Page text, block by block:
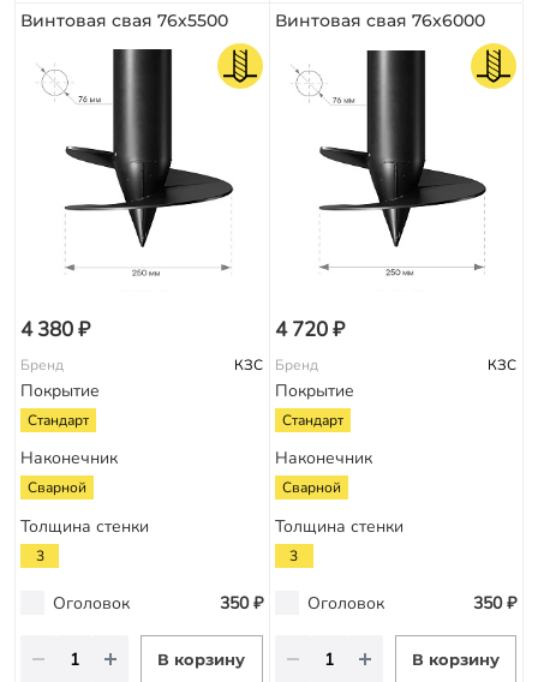
Винтовая свая 76х5500
4 380 ₽
Бренд КЗС
Покрытие
Стандарт
Наконечник
Сварной
Толщина стенки
3
Оголовок 350 ₽
В корзину
Винтовая свая 76х6000
4 720 ₽
Бренд КЗС
Покрытие
Стандарт
Наконечник
Сварной
Толщина стенки
3
Оголовок 350 ₽
В корзину